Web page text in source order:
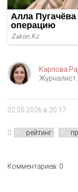
Карпова
Журналист
02.05.2026 в 20:17
рейтинг
Комментариев: 0